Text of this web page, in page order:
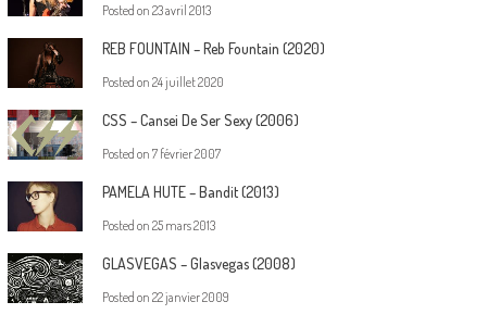
Posted on 23 avril 2013
REB FOUNTAIN – Reb Fountain (2020)
Posted on 24 juillet 2020
CSS – Cansei De Ser Sexy (2006)
Posted on 7 février 2007
PAMELA HUTE – Bandit (2013)
Posted on 25 mars 2013
GLASVEGAS – Glasvegas (2008)
Posted on 22 janvier 2009